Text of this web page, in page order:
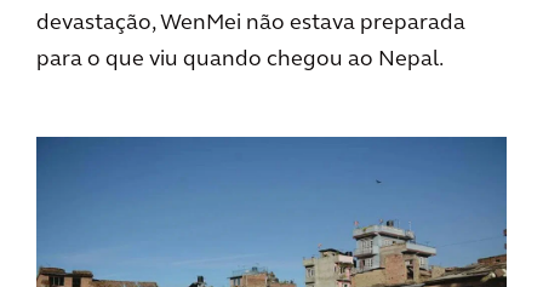
devastação, WenMei não estava preparada
para o que viu quando chegou ao Nepal.